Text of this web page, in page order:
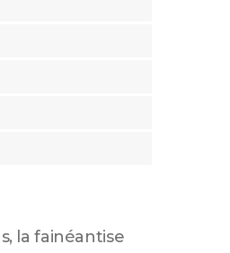
la fainéantise